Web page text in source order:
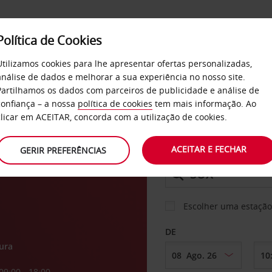
SERVIÇOS EMPRESAS
CARRO
LEVANTAR EM
Escolher uma
DE
de Cookies
cookies para lhe apresentar ofertas personalizadas,
de dados e melhorar a sua experiência no nosso site.
os dados com parceiros de publicidade e análise de
– a nossa política de cookies tem mais informação. Ao
em ACEITAR, concorda com a utilização de cookies.
GERIR PREFERÊNCIAS ACEITAR E FECHAR